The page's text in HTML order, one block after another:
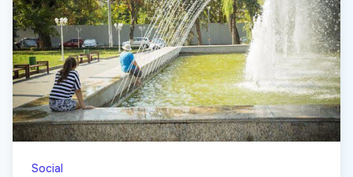
Social